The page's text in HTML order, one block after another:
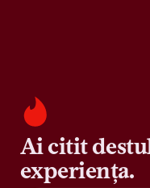
Ai citit
experiența.